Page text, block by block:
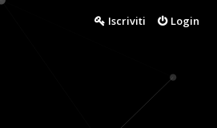
Login
Iscriviti